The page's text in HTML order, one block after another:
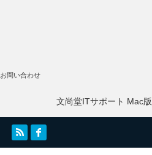
お問い合わせ
文尚堂ITサポート Mac版
RSS